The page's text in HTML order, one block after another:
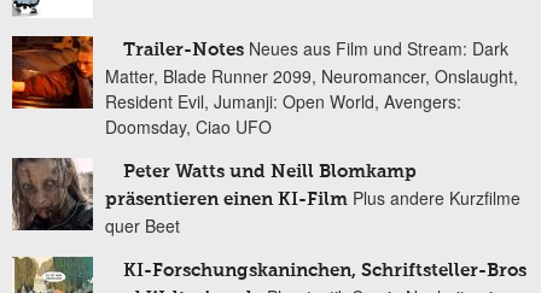
Trailer-Notes Neues aus Film und Stream: Dark
Matter, Blade Runner 2099, Neuromancer, Onslaught,
Resident Evil, Jumanji: Open World, Avengers:
Doomsday, Ciao UFO
Peter Watts und Neill Blomkamp
präsentieren einen KI-Film Plus andere Kurzfilme
quer Beet
KI-Forschungskaninchen, Schriftsteller-Bros